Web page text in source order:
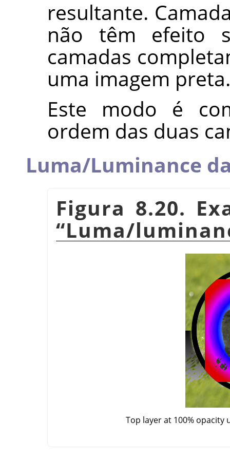
resultante.
não têm efeito
camadas
uma imagem preta.
Este modo é
ordem das duas
Luma/Luminance
Figura 8.20.
“Luma/
Top layer at 100% opacity